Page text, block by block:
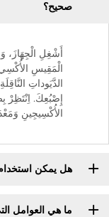
صحيح؟
أَشْغِلِ
الْمَقِيسِ
الدَّيَوداتِ
إِصْبُعِكَ. اِنْتَظِرْ
الأُكْسِيجِينِ
هل يمكن
ما هي العوامل